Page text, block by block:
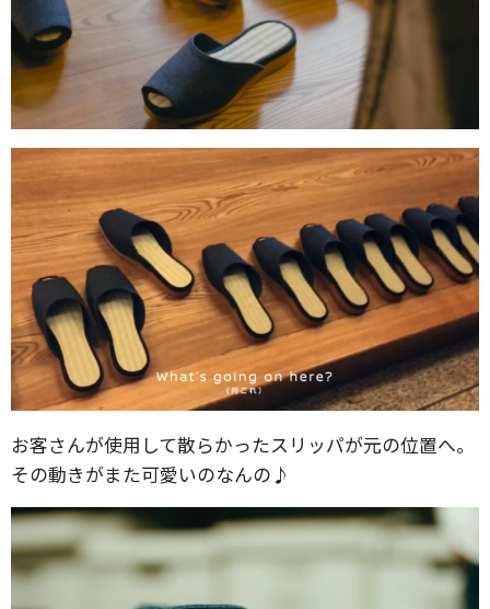
お客さんが使用して散らかったスリッパが元の位置へ。
その動きがまた可愛いのなんの♪